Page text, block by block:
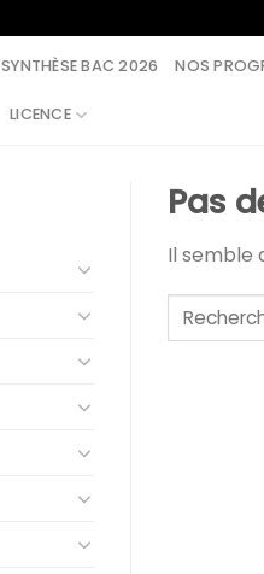
SYNTHÈSE BAC 2026 NOS
LICENCE
Pas
Il semble